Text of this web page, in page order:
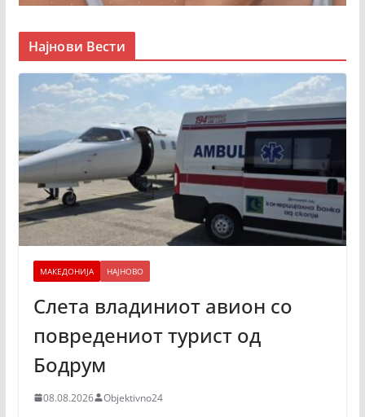
Најнови Вести
МАКЕДОНИЈА НАЈНОВО
Слета владиниот авион со
повредениот турист од
Бодрум
08.08.2026 Objektivno24